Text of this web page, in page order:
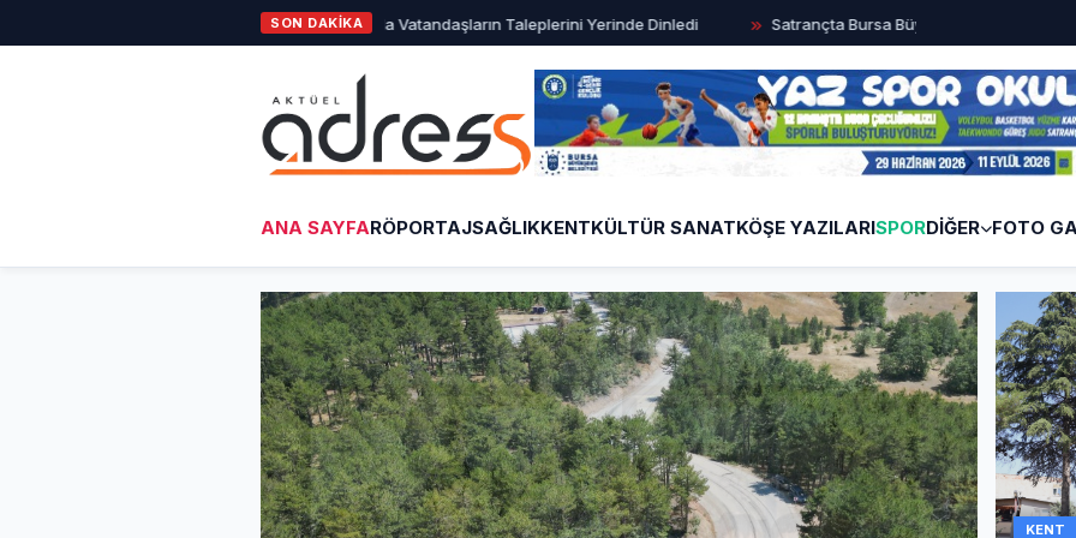
SON DAKİKA
Başkan Erkan Aydın, Doğancı’da Vatandaşların Taleplerini Yerinde Dinledi Satrançta Bursa Büyükşehir farkı Nilüfer
ANA SAYFARÖPORTAJSAĞLIKKENTKÜLTÜR SANATKÖŞE YAZILARISPORDİĞER FOTO
KENT